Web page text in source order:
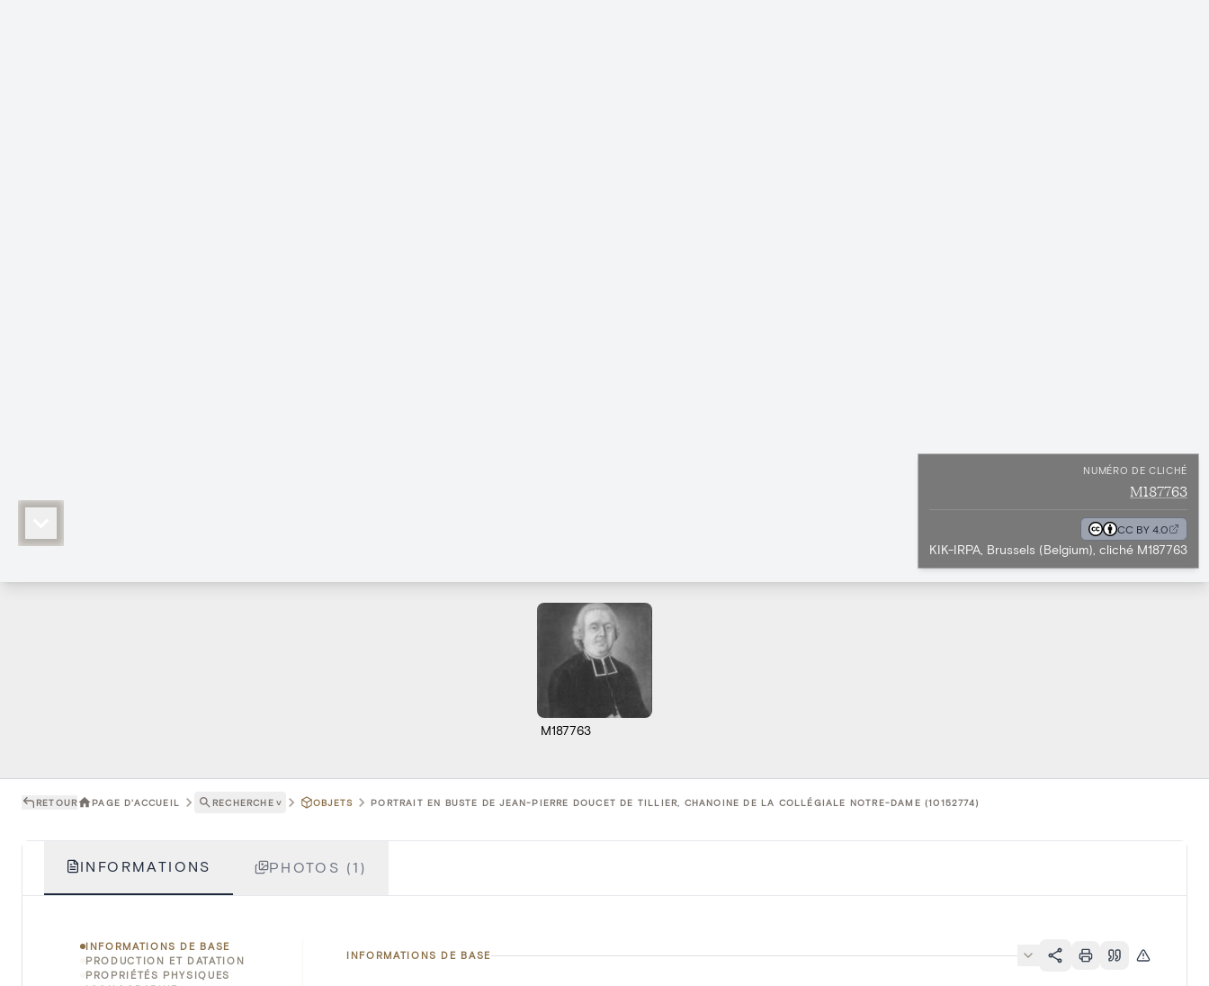
NUMÉRO DE CLICHÉ
M187763
CC BY 4.0
KIK-IRPA, Brussels (Belgium), cliché M187763
M187763
RETOUR PAGE D'ACCUEIL RECHERCHE ˅ OBJETS PORTRAIT EN BUSTE DE JEAN-PIERRE DOUCET DE TILLIER, CHANOINE DE LA COLLÉGIALE NOTRE-DAME (10152774)
INFORMATIONS PHOTOS (1)
INFORMATIONS DE BASE
PRODUCTION ET DATATION
PROPRIÉTÉS PHYSIQUES
INFORMATIONS DE BASE